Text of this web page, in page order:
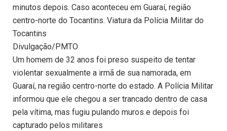
minutos depois. Caso aconteceu em Guaraí, região
centro-norte do Tocantins. Viatura da Polícia Militar do
Tocantins
Divulgação/PMTO
Um homem de 32 anos foi preso suspeito de tentar
violentar sexualmente a irmã de sua namorada, em
Guaraí, na região centro-norte do estado. A Polícia Militar
informou que ele chegou a ser trancado dentro de casa
pela vítima, mas fugiu pulando muros e depois foi
capturado pelos militares